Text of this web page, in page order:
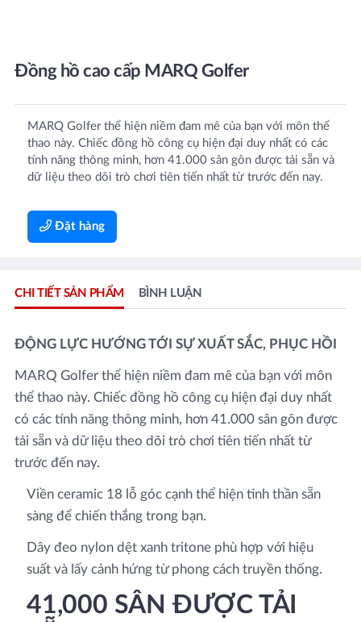
Đồng hồ cao cấp MARQ Golfer
MARQ Golfer thể hiện niềm đam mê của bạn với môn thể
thao này. Chiếc đồng hồ công cụ hiện đại duy nhất có các
tính năng thông minh, hơn 41.000 sân gôn được tải sẵn và
dữ liệu theo dõi trò chơi tiên tiến nhất từ ​​trước đến nay.
Đặt hàng
CHI TIẾT SẢN PHẨM BÌNH LUẬN
ĐỘNG LỰC HƯỚNG TỚI SỰ XUẤT SẮC, PHỤC HỒI
MARQ Golfer thể hiện niềm đam mê của bạn với môn
thể thao này. Chiếc đồng hồ công cụ hiện đại duy nhất
có các tính năng thông minh, hơn 41.000 sân gôn được
tải sẵn và dữ liệu theo dõi trò chơi tiên tiến nhất từ ​​
trước đến nay.
Viền ceramic 18 lỗ góc cạnh thể hiện tinh thần sẵn
sàng để chiến thắng trong bạn.
Dây đeo nylon dệt xanh tritone phù hợp với hiệu
suất và lấy cảnh hứng từ phong cách truyền thống.
41,000 SÂN ĐƯỢC TẢI